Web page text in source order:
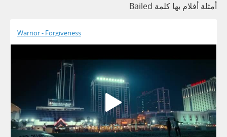
أمثلة أفلام بها كلمة Bailed
Warrior - Forgiveness